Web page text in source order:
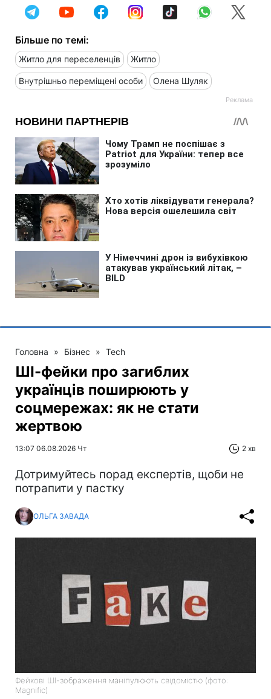
Більше по темі:
Житло для переселенців Житло
Внутрішньо переміщені особи Олена Шуляк
Головна » Бізнес » Tech
ШІ-фейки про загиблих
українців поширюють у
соцмережах: як не стати
жертвою
13:07 06.08.2026 Чт 2 хв
Дотримуйтесь порад експертів, щоби не
потрапити у пастку
ОЛЬГА ЗАВАДА
Фейкові ШІ-зображення маніпулюють свідомістю (фото:
Magnific)